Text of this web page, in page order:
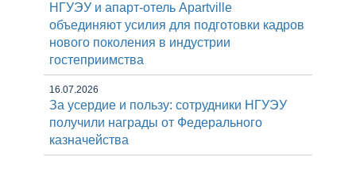
НГУЭУ и апарт-отель Apartville
объединяют усилия для подготовки кадров
нового поколения в индустрии
гостеприимства
16.07.2026
За усердие и пользу: сотрудники НГУЭУ
получили награды от Федерального
казначейства